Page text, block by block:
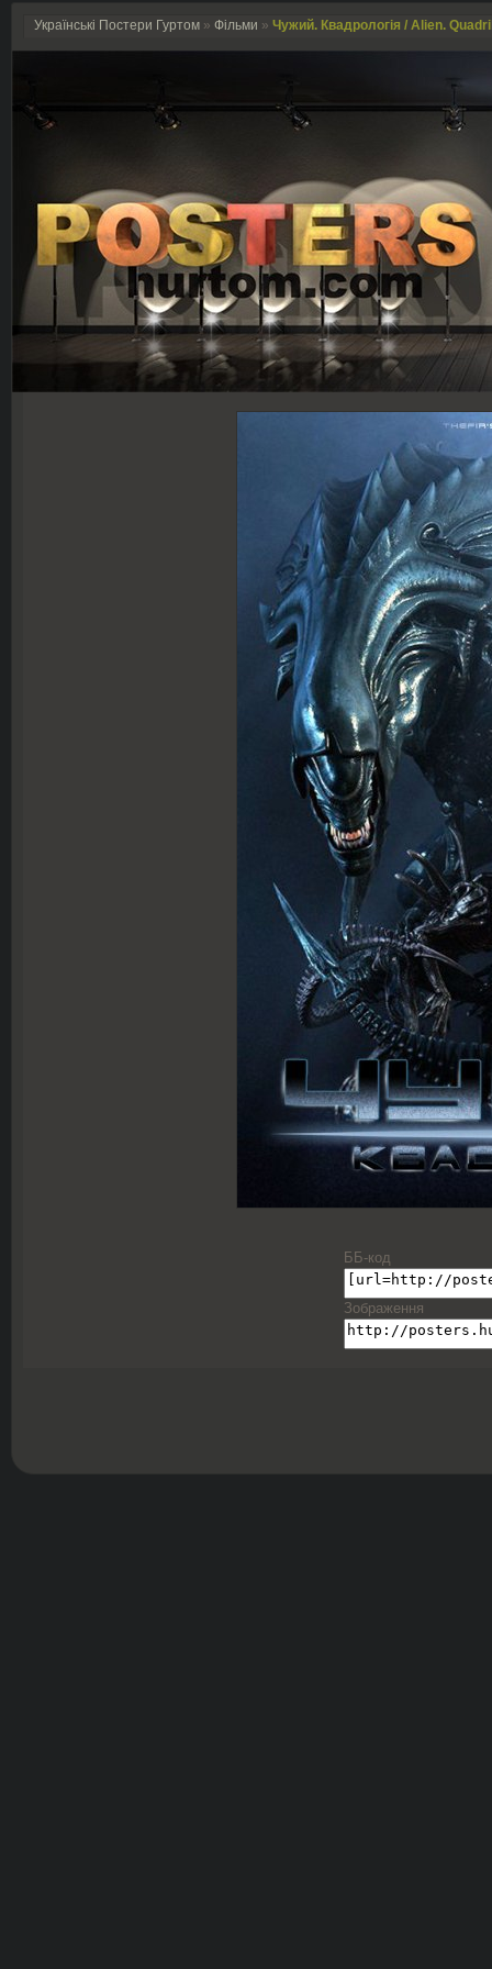
Українські Постери Гуртом » Фільми » Чужий. Квадрологія / Alien.
ББ-код
Зображення